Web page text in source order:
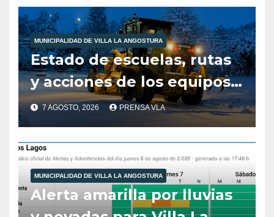
MUNICIPALIDAD DE VILLA LA ANGOSTURA
Estado de escuelas, rutas
y acciones de los equipos
municipales – Villa La
Angostura – 7 de agosto –
10:00 hs
7 AGOSTO, 2026 PRENSA VLA
MUNICIPALIDAD DE VILLA LA ANGOSTURA
Alerta amarilla por lluvias